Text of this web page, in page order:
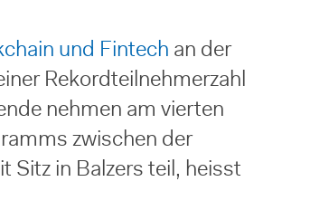
und Fintech an der
Rekordteilnehmerzahl
nehmen am vierten
zwischen der
Sitz in Balzers teil, heisst